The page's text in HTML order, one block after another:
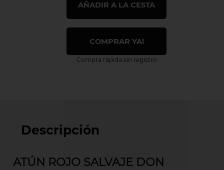
AÑADIR A LA CESTA
COMPRAR YA!
Compra rápida sin registro
Descripción
ATÚN ROJO SALVAJE DON